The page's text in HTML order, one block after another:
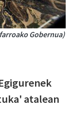
Gobernua)
atalean